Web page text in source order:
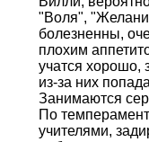
"Воля",
болезненны,
плохим
учатся хорошо,
из-за них
Занимаются
По
учителями,